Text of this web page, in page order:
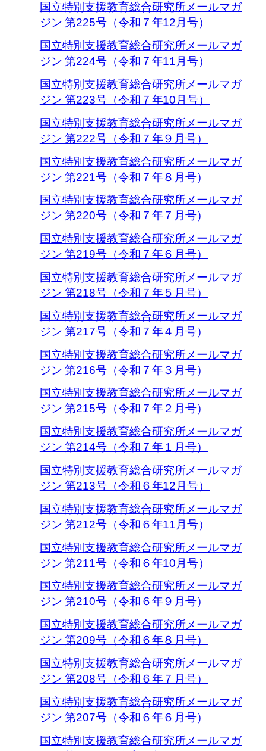
国立特別支援教育総合研究所メールマガ
ジン 第225号（令和７年12月号）
国立特別支援教育総合研究所メールマガ
ジン 第224号（令和７年11月号）
国立特別支援教育総合研究所メールマガ
ジン 第223号（令和７年10月号）
国立特別支援教育総合研究所メールマガ
ジン 第222号（令和７年９月号）
国立特別支援教育総合研究所メールマガ
ジン 第221号（令和７年８月号）
国立特別支援教育総合研究所メールマガ
ジン 第220号（令和７年７月号）
国立特別支援教育総合研究所メールマガ
ジン 第219号（令和７年６月号）
国立特別支援教育総合研究所メールマガ
ジン 第218号（令和７年５月号）
国立特別支援教育総合研究所メールマガ
ジン 第217号（令和７年４月号）
国立特別支援教育総合研究所メールマガ
ジン 第216号（令和７年３月号）
国立特別支援教育総合研究所メールマガ
ジン 第215号（令和７年２月号）
国立特別支援教育総合研究所メールマガ
ジン 第214号（令和７年１月号）
国立特別支援教育総合研究所メールマガ
ジン 第213号（令和６年12月号）
国立特別支援教育総合研究所メールマガ
ジン 第212号（令和６年11月号）
国立特別支援教育総合研究所メールマガ
ジン 第211号（令和６年10月号）
国立特別支援教育総合研究所メールマガ
ジン 第210号（令和６年９月号）
国立特別支援教育総合研究所メールマガ
ジン 第209号（令和６年８月号）
国立特別支援教育総合研究所メールマガ
ジン 第208号（令和６年７月号）
国立特別支援教育総合研究所メールマガ
ジン 第207号（令和６年６月号）
国立特別支援教育総合研究所メールマガ